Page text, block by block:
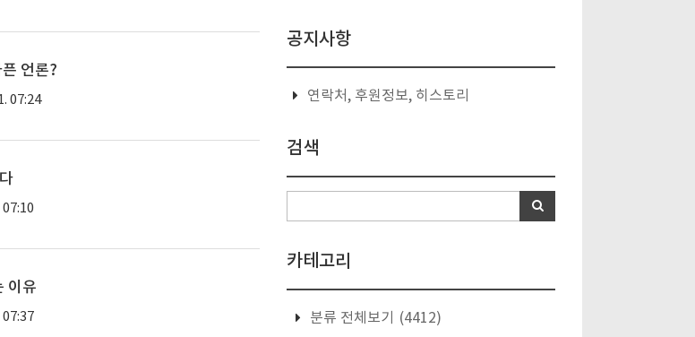
언론?
07:24
07:10
이유
07:37
공지사항
연락처, 후원정보, 히스토리
검색
카테고리
분류 전체보기
(4412)